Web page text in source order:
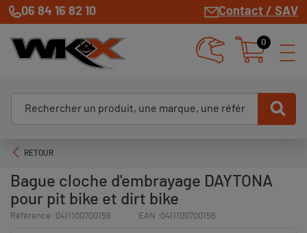
06 84 16 82 10 Contact / SAV
0
RETOUR
Bague cloche d'embrayage DAYTONA
pour pit bike et dirt bike
Référence :0411100700156 EAN :0411100700156